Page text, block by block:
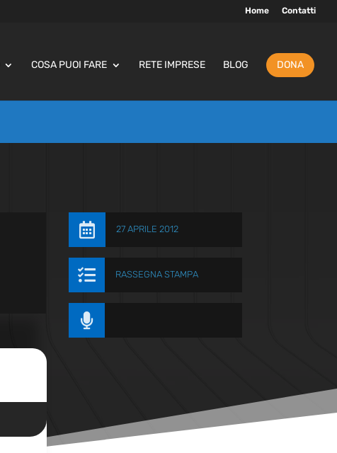
Home Contatti
COSA PUOI FARE RETE IMPRESE BLOG DONA
 27 APRILE 2012
 RASSEGNA STAMPA
